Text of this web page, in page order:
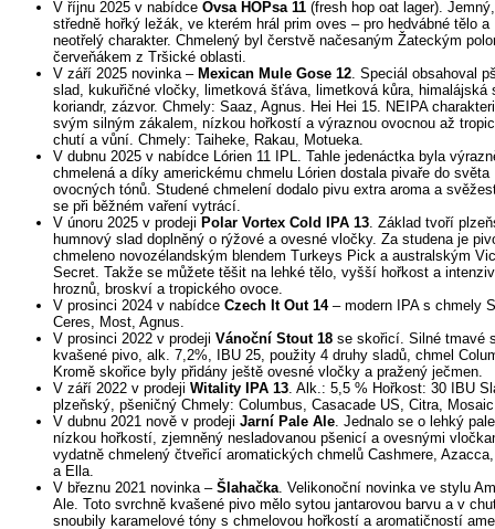
V říjnu 2025 v nabídce Ovsa HOPsa 11 (fresh hop oat lager).
středně hořký ležák, ve kterém hrál prim oves – pro hedvábné tělo a
neotřelý charakter. Chmelený byl čerstvě načesaným Žateckým
červeňákem z Tršické oblasti.
V září 2025 novinka – Mexican Mule Gose 12. Speciál obsahoval
slad, kukuřičné vločky, limetková šťáva, limetková kůra, himalájská
koriandr, zázvor. Chmely: Saaz, Agnus. Hei Hei 15. NEIPA
svým silným zákalem, nízkou hořkostí a výraznou ovocnou až
chutí a vůní. Chmely: Taiheke, Rakau, Motueka.
V dubnu 2025 v nabídce Lórien 11 IPL. Tahle jedenáctka byla
chmelená a díky americkému chmelu Lórien dostala pivaře do světa
ovocných tónů. Studené chmelení dodalo pivu extra aroma a
se při běžném vaření vytrácí.
V únoru 2025 v prodeji Polar Vortex Cold IPA 13. Základ tvoří
humnový slad doplněný o rýžové a ovesné vločky. Za studena je
chmeleno novozélandským blendem Turkeys Pick a australským Vic
Secret. Takže se můžete těšit na lehké tělo, vyšší hořkost a
hroznů, broskví a tropického ovoce.
V prosinci 2024 v nabídce Czech It Out 14– modern IPA s chmely
Ceres, Most, Agnus.
V prosinci 2022 v prodeji Vánoční Stout 18 se skořicí. Silné tmavé
kvašené pivo, alk. 7,2%, IBU 25, použity 4 druhy sladů, chmel
Kromě skořice byly přidány ještě ovesné vločky a pražený ječmen.
V září 2022 v prodeji Witality IPA 13. Alk.: 5,5 % Hořkost: 30 IBU
plzeňský, pšeničný Chmely: Columbus, Casacade US, Citra,
V dubnu 2021 nově v prodeji Jarní Pale Ale. Jednalo se o lehký
nízkou hořkostí, zjemněný nesladovanou pšenicí a ovesnými
vydatně chmelený čtveřicí aromatických chmelů Cashmere,
a Ella.
V březnu 2021 novinka – Šlahačka. Velikonoční novinka ve stylu
Ale. Toto svrchně kvašené pivo mělo sytou jantarovou barvu a v
snoubily karamelové tóny s chmelovou hořkostí a aromatičností